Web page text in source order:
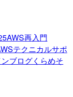
AWS再入門
テクニカルサポ
ブログくらめそ